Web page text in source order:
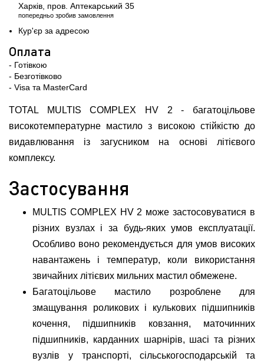
Харків, пров. Аптекарський 35
попередньо зробив замовлення
Кур'єр за адресою
Оплата
- Готівкою
- Безготівково
- Visa та MasterCard
TOTAL MULTIS COMPLEX HV 2 - багатоцільове
високотемпературне мастило з високою стійкістю до
видавлювання із загусником на основі літієвого
комплексу.
Застосування
MULTIS COMPLEX HV 2 може застосовуватися в
різних вузлах і за будь-яких умов експлуатації.
Особливо воно рекомендується для умов високих
навантажень і температур, коли використання
звичайних літієвих мильних мастил обмежене.
Багатоцільове мастило розроблене для
змащування роликових і кулькових підшипників
кочення, підшипників ковзання, маточинних
підшипників, карданних шарнірів, шасі та різних
вузлів у транспорті, сільськогосподарській та